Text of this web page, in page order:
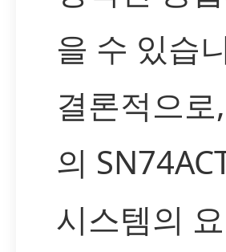
을 수 있습
결론적으
의
시스템의